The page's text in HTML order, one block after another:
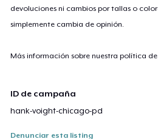
devoluciones ni cambios por tallas o
simplemente cambia de opinión.
Más información sobre nuestra política
ID de campaña
hank-voight-chicago-pd
Denunciar esta listing